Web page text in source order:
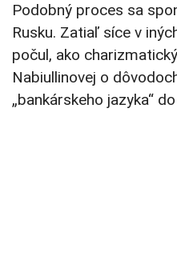
Podobný proces sa
Rusku. Zatiaľ síce v
počul, ako
Nabiullinovej o
„bankárskeho jazyka“